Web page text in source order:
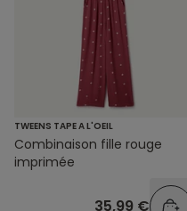
TWEENS TAPE A L'OEIL
Combinaison fille rouge
imprimée
35,99 €